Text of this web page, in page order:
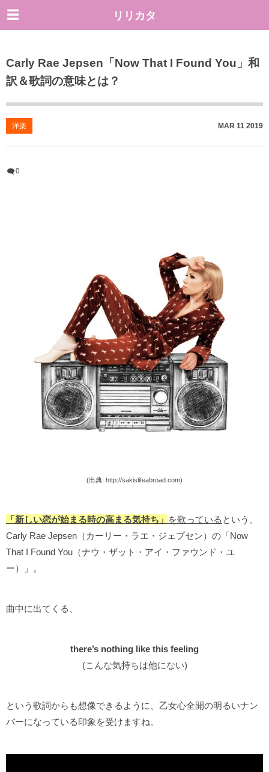
リリカタ
Carly Rae Jepsen「Now That I Found You」和
訳＆歌詞の意味とは？
洋楽 MAR 11 2019
0
(出典: http://sakislifeabroad.com)
「新しい恋が始まる時の高まる気持ち」 を歌っている という、
Carly Rae Jepsen（カーリー・ラエ・ジェプセン）の「Now
That I Found You（ナウ・ザット・アイ・ファウンド・ユ
ー）」。
曲中に出てくる、
there’s nothing like this feeling
(こんな気持ちは他にない)
という歌詞からも想像できるように、乙女心全開の明るいナン
バーになっている印象を受けますね。